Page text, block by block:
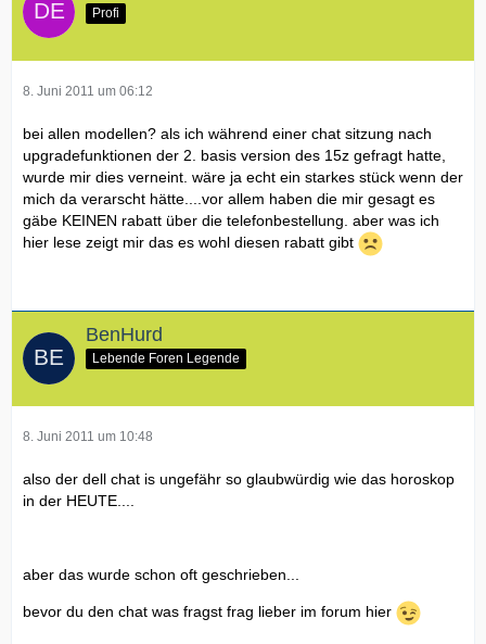
Profi
8. Juni 2011 um 06:12
bei allen modellen? als ich während einer chat sitzung nach
upgradefunktionen der 2. basis version des 15z gefragt hatte,
wurde mir dies verneint. wäre ja echt ein starkes stück wenn der
mich da verarscht hätte....vor allem haben die mir gesagt es
gäbe KEINEN rabatt über die telefonbestellung. aber was ich
hier lese zeigt mir das es wohl diesen rabatt gibt
BenHurd
Lebende Foren Legende
8. Juni 2011 um 10:48
also der dell chat is ungefähr so glaubwürdig wie das horoskop
in der HEUTE....
aber das wurde schon oft geschrieben...
bevor du den chat was fragst frag lieber im forum hier